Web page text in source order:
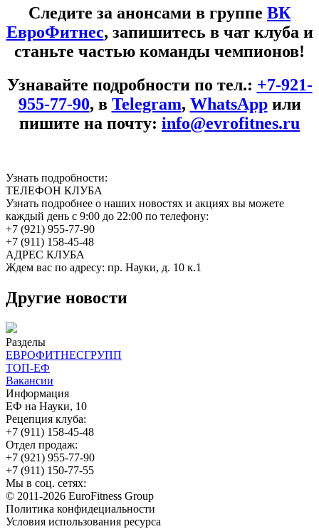
Следите за анонсами в группе ВК
ЕвроФитнес, запишитесь в чат клуба и
станьте частью команды чемпионов!
Узнавайте подробности по тел.: +7-921-
955-77-90, в Telegram, WhatsApp​ или
пишите на почту: info@evrofitnes.ru
Узнать подробности:
ТЕЛЕФОН КЛУБА
Узнать подробнее о наших новостях и акциях вы можете
каждый день с 9:00 до 22:00 по телефону:
+7 (921) 955-77-90
+7 (911) 158-45-48
АДРЕС КЛУБА
Ждем вас по адресу: пр. Науки, д. 10 к.1
Другие новости
Разделы
ЕВРОФИТНЕСГРУПП
ТОП-ЕФ
Вакансии
Информация
ЕФ на Науки, 10
Рецепция клуба:
+7 (911) 158-45-48
Отдел продаж:
+7 (921) 955-77-90
+7 (911) 150-77-55
Мы в соц. сетях:
© 2011-2026 EuroFitness Group
Политика конфидециальности
Условия использования ресурса